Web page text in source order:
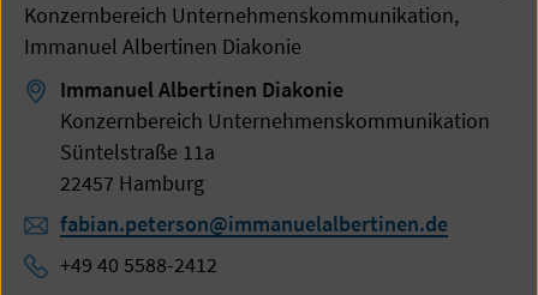
Konzernbereich Unternehmenskommunikation,
Immanuel Albertinen Diakonie
Immanuel Albertinen Diakonie
Konzernbereich Unternehmenskommunikation
Süntelstraße 11a
22457 Hamburg
fabian.peterson@immanuelalbertinen.de
+49 40 5588-2412